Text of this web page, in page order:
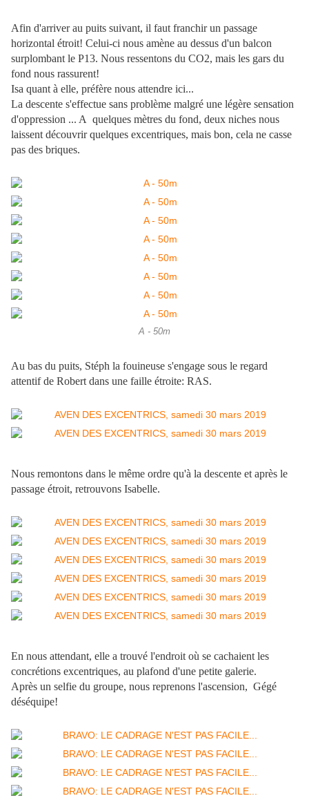
Afin d'arriver au puits suivant, il faut franchir un passage
horizontal étroit! Celui-ci nous amène au dessus d'un balcon
surplombant le P13. Nous ressentons du CO2, mais les gars du
fond nous rassurent!
Isa quant à elle, préfère nous attendre ici...
La descente s'effectue sans problème malgré une légère sensation
d'oppression ... A quelques mètres du fond, deux niches nous
laissent découvrir quelques excentriques, mais bon, cela ne casse
pas des briques.
A - 50m
Au bas du puits, Stéph la fouineuse s'engage sous le regard
attentif de Robert dans une faille étroite: RAS.
Nous remontons dans le même ordre qu'à la descente et après le
passage étroit, retrouvons Isabelle.
En nous attendant, elle a trouvé l'endroit où se cachaient les
concrétions excentriques, au plafond d'une petite galerie.
Après un selfie du groupe, nous reprenons l'ascension, Gégé
déséquipe!